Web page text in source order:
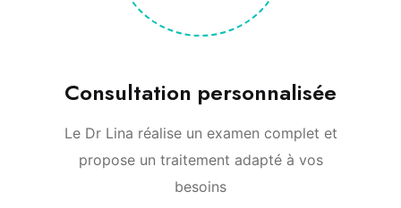
Consultation personnalisée
Le Dr Lina réalise un examen complet et
propose un traitement adapté à vos
besoins